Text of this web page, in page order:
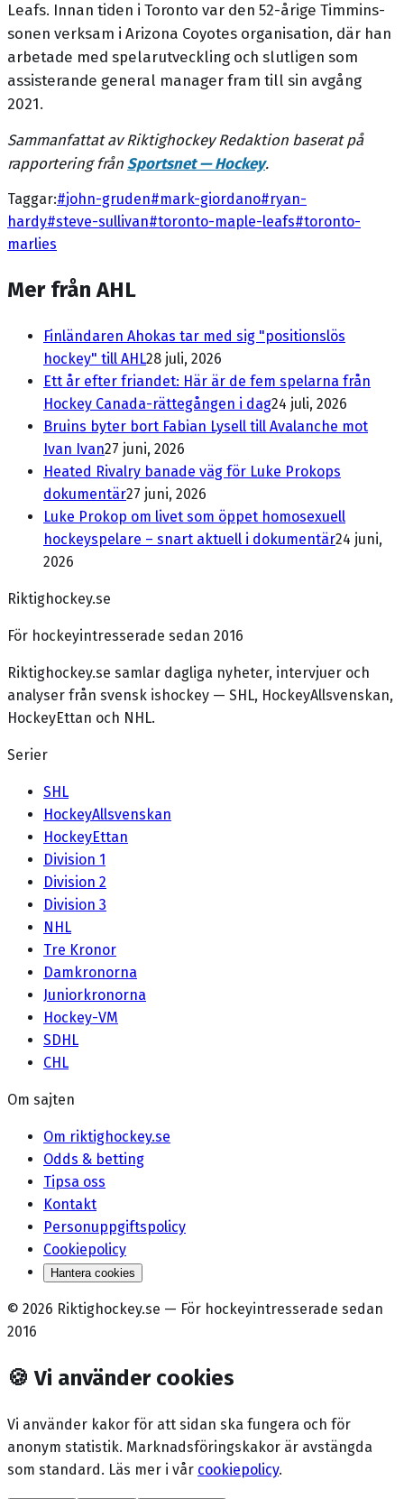
Leafs. Innan tiden i Toronto var den 52-årige Timmins-
sonen verksam i Arizona Coyotes organisation, där han
arbetade med spelarutveckling och slutligen som
assisterande general manager fram till sin avgång
2021.
Sammanfattat av Riktighockey Redaktion baserat på
rapportering från Sportsnet — Hockey.
Taggar:#john-gruden#mark-giordano#ryan-
hardy#steve-sullivan#toronto-maple-leafs#toronto-
marlies
Mer från AHL
Finländaren Ahokas tar med sig "positionslös
hockey" till AHL28 juli, 2026
Ett år efter friandet: Här är de fem spelarna från
Hockey Canada-rättegången i dag24 juli, 2026
Bruins byter bort Fabian Lysell till Avalanche mot
Ivan Ivan27 juni, 2026
Heated Rivalry banade väg för Luke Prokops
dokumentär27 juni, 2026
Luke Prokop om livet som öppet homosexuell
hockeyspelare – snart aktuell i dokumentär24 juni,
2026
Riktighockey.se
För hockeyintresserade sedan 2016
Riktighockey.se samlar dagliga nyheter, intervjuer och
analyser från svensk ishockey — SHL, HockeyAllsvenskan,
HockeyEttan och NHL.
Serier
SHL
HockeyAllsvenskan
HockeyEttan
Division 1
Division 2
Division 3
NHL
Tre Kronor
Damkronorna
Juniorkronorna
Hockey-VM
SDHL
CHL
Om sajten
Om riktighockey.se
Odds & betting
Tipsa oss
Kontakt
Personuppgiftspolicy
Cookiepolicy
Hantera cookies
© 2026 Riktighockey.se — För hockeyintresserade sedan
2016
🍪 Vi använder cookies
Vi använder kakor för att sidan ska fungera och för
anonym statistik. Marknadsförings­kakor är avstängda
som standard. Läs mer i vår cookiepolicy.